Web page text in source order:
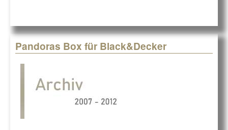
Pandoras Box für Black&Decker